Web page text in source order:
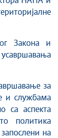
Закона и
за
и службама
са аспекта
политика
на